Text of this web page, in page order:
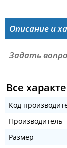
Описание и
Задать
Все
Код
Производитель
Размер